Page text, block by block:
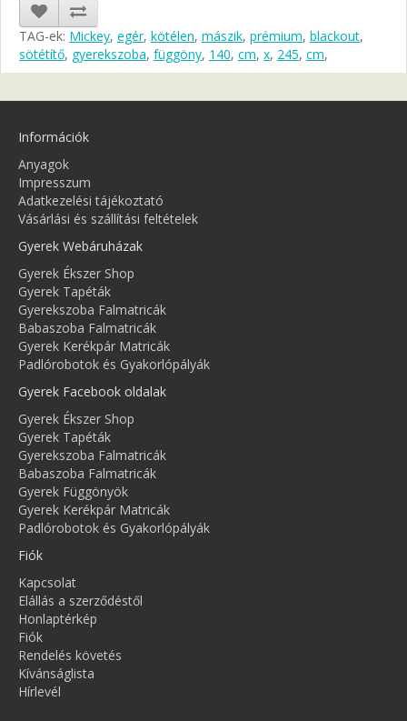
TAG-ek: Mickey, egér, kötélen, mászik, prémium, blackout,
sötétítő, gyerekszoba, függöny, 140, cm, x, 245, cm,
Információk
Anyagok
Impresszum
Adatkezelési tájékoztató
Vásárlási és szállítási feltételek
Gyerek Webáruházak
Gyerek Ékszer Shop
Gyerek Tapéták
Gyerekszoba Falmatricák
Babaszoba Falmatricák
Gyerek Kerékpár Matricák
Padlórobotok és Gyakorlópályák
Gyerek Facebook oldalak
Gyerek Ékszer Shop
Gyerek Tapéták
Gyerekszoba Falmatricák
Babaszoba Falmatricák
Gyerek Függönyök
Gyerek Kerékpár Matricák
Padlórobotok és Gyakorlópályák
Fiók
Kapcsolat
Elállás a szerződéstől
Honlaptérkép
Fiók
Rendelés követés
Kívánságlista
Hírlevél